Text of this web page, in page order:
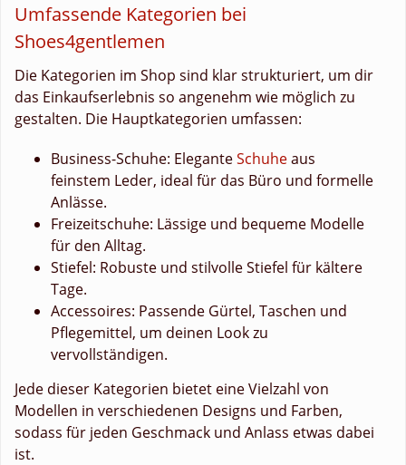
Umfassende Kategorien bei
Shoes4gentlemen
Die Kategorien im Shop sind klar strukturiert, um dir
das Einkaufserlebnis so angenehm wie möglich zu
gestalten. Die Hauptkategorien umfassen:
Business-Schuhe: EleganteSchuheaus
feinstem Leder, ideal für das Büro und formelle
Anlässe.
Freizeitschuhe: Lässige und bequeme Modelle
für den Alltag.
Stiefel: Robuste und stilvolle Stiefel für kältere
Tage.
Accessoires: Passende Gürtel, Taschen und
Pflegemittel, um deinen Look zu
vervollständigen.
Jede dieser Kategorien bietet eine Vielzahl von
Modellen in verschiedenen Designs und Farben,
sodass für jeden Geschmack und Anlass etwas dabei
ist.